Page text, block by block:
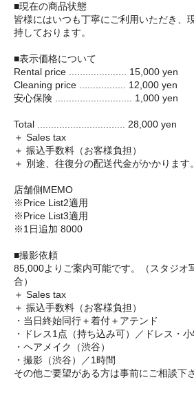
■現在の商品状態
皆様にはいつも丁寧にご利用いただき、
持しております。
■表示価格について
Rental price ..................... 15,000 yen
Cleaning price ................. 12,000 yen
安心保険 ............................ 1,000 yen
Total ................................ 28,000 yen
＋ Sales tax
＋ 振込手数料（お客様負担）
＋ 別途、往復分の配送代金がかかります。
店舗側MEMO
※Price List2適用
※Price List3適用
※1日追加 8000
■撮影依頼
85,000よりご案内可能です。（スタジオ
合）
＋ Sales tax
＋ 振込手数料（お客様負担）
・当日終始同行＋着付＋アテンド
・ドレス1点（持ち込み可）／ドレス・
・ヘアメイク（渋谷）
・撮影（渋谷）／1時間
その他ご要望がある方は事前にご相談下